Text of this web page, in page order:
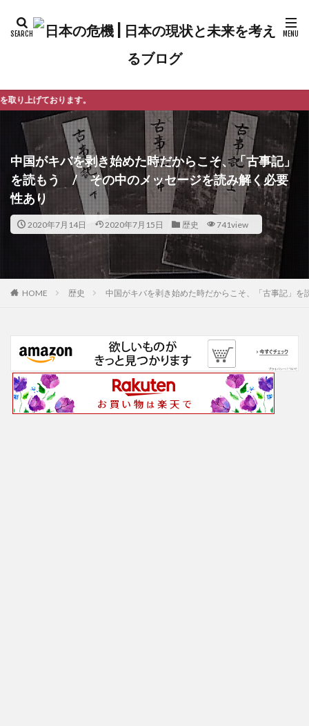
。
中国がキバを剥き始めた時だからこそ、「古事記」
を読もう / その中のメッセージを読み解く必要
性あり
2020年7月14日 2020年7月15日 歴史 741view
HOME 歴史 中国がキバを剥き始めた時だからこそ、「古事記」